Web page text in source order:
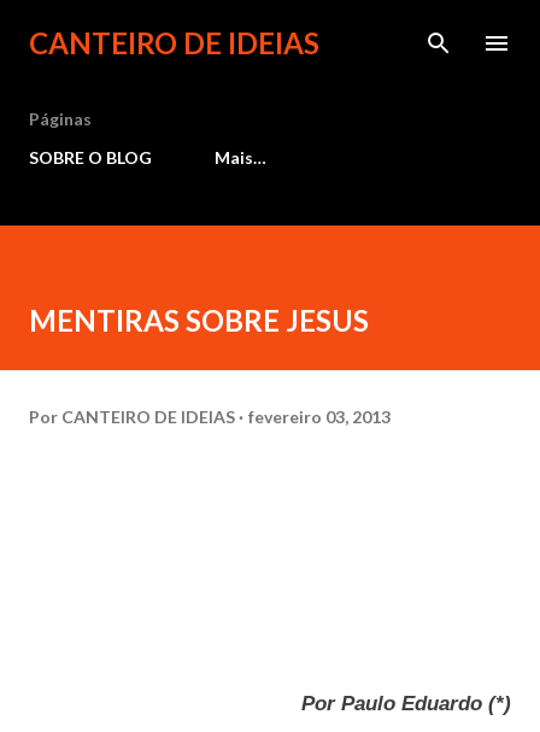
Pular para o conteúdo principal
CANTEIRO DE IDEIAS
Páginas
SOBRE O BLOG
Mais…
MENTIRAS SOBRE JESUS
Por CANTEIRO DE IDEIAS fevereiro 03, 2013
Por Paulo Eduardo (*)